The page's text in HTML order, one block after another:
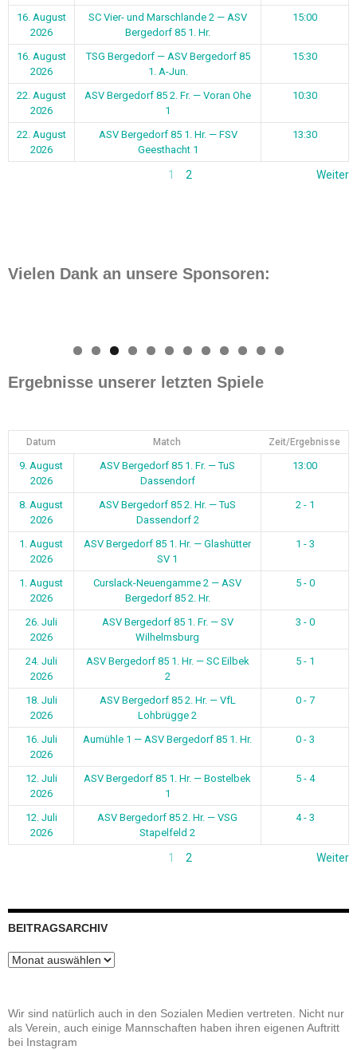
16. August
2026
SC Vier- und Marschlande 2 — ASV
Bergedorf 85 1. Hr.
15:00
16. August
2026
TSG Bergedorf — ASV Bergedorf 85
1. A-Jun.
15:30
22. August
2026
ASV Bergedorf 85 2. Fr. — Voran Ohe
1
10:30
22. August
2026
ASV Bergedorf 85 1. Hr. — FSV
Geesthacht 1
13:30
1 2 Weiter
Vielen Dank an unsere Sponsoren:
0 1 2
Ergebnisse unserer letzten Spiele
Datum Match Zeit/Ergebnisse
9. August
2026
ASV Bergedorf 85 1. Fr. — TuS
Dassendorf
13:00
8. August
2026
ASV Bergedorf 85 2. Hr. — TuS
Dassendorf 2
2 - 1
1. August
2026
ASV Bergedorf 85 1. Hr. — Glashütter
SV 1
1 - 3
1. August
2026
Curslack-Neuengamme 2 — ASV
Bergedorf 85 2. Hr.
5 - 0
26. Juli
2026
ASV Bergedorf 85 1. Fr. — SV
Wilhelmsburg
3 - 0
24. Juli
2026
ASV Bergedorf 85 1. Hr. — SC Eilbek
2
5 - 1
18. Juli
2026
ASV Bergedorf 85 2. Hr. — VfL
Lohbrügge 2
0 - 7
16. Juli
2026
Aumühle 1 — ASV Bergedorf 85 1. Hr. 0 - 3
12. Juli
2026
ASV Bergedorf 85 1. Hr. — Bostelbek
1
5 - 4
12. Juli
2026
ASV Bergedorf 85 2. Hr. — VSG
Stapelfeld 2
4 - 3
1 2 Weiter
BEITRAGSARCHIV
Beitragsarchiv
Wir sind natürlich auch in den Sozialen Medien vertreten. Nicht nur
als Verein, auch einige Mannschaften haben ihren eigenen Auftritt
bei Instagram